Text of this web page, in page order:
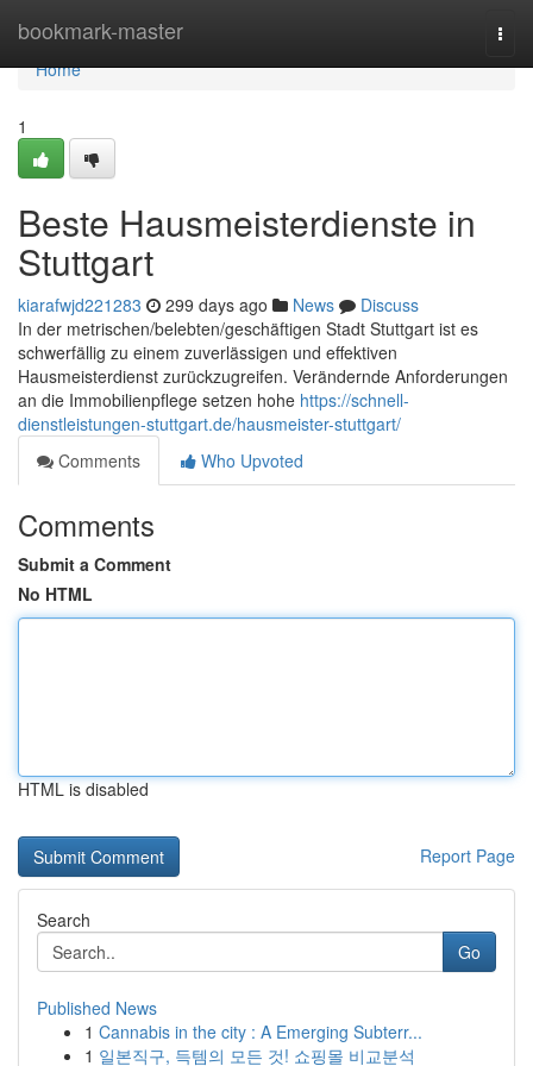
bookmark-master
Home
Home
1
Beste Hausmeisterdienste in
Stuttgart
kiarafwjd221283 299 days ago News
Discuss
In der metrischen/belebten/geschäftigen Stadt Stuttgart ist es
schwerfällig zu einem zuverlässigen und effektiven
Hausmeisterdienst zurückzugreifen. Verändernde Anforderungen
an die Immobilienpflege setzen hohe https://schnell-
dienstleistungen-stuttgart.de/hausmeister-stuttgart/
Comments
Who Upvoted
Comments
Submit a Comment
No HTML
HTML is disabled
Report Page
Search
Go
Published News
1 Cannabis in the city : A Emerging Subterr...
1 일본직구, 득템의 모든 것! 쇼핑몰 비교분석